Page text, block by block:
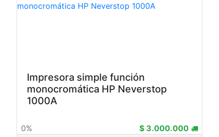
Impresora simple función
monocromática HP Neverstop
1000A
0% $ 3.000.000